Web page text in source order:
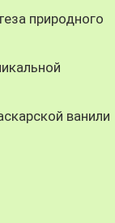
природного
ванили